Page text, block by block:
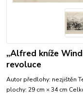
„Alfred kníže
revoluce
Autor předlohy: nezjištěn
plochy: 29 cm × 34 cm